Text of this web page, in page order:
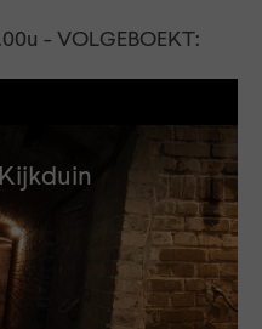
- VOLGEBOEKT: